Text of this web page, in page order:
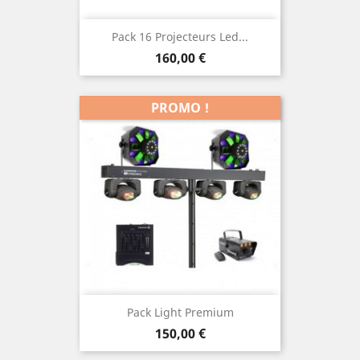
Pack 16 Projecteurs Led...
Prix
160,00 €
Pack Light Premium
Prix
150,00 €
PROMO !